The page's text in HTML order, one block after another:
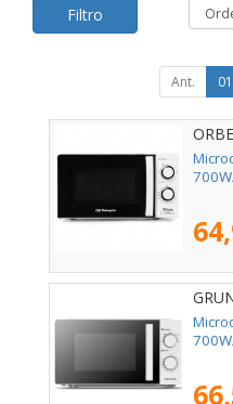
Filtro
Ant. 01